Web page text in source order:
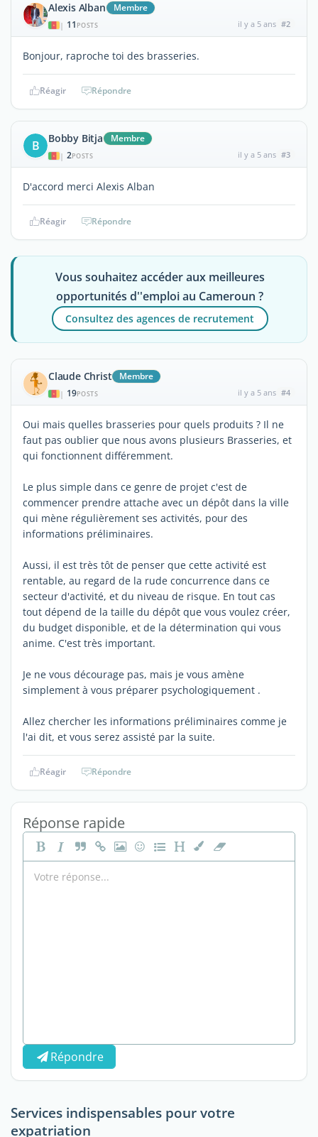
Alexis Alban Membre
| 11 POSTS il y a 5 ans #2
Bonjour, raproche toi des brasseries.
Réagir Répondre
B Bobby Bitja Membre
| 2POSTS il y a 5 ans #3
D'accord merci Alexis Alban
Réagir Répondre
Vous souhaitez accéder aux meilleures
opportunités d''emploi au Cameroun ?
Consultez des agences de recrutement
Claude Christ Membre
| 19POSTS il y a 5 ans #4
Oui mais quelles brasseries pour quels produits ? Il ne
faut pas oublier que nous avons plusieurs Brasseries, et
qui fonctionnent différemment.
Le plus simple dans ce genre de projet c'est de
commencer prendre attache avec un dépôt dans la ville
qui mène régulièrement ses activités, pour des
informations préliminaires.
Aussi, il est très tôt de penser que cette activité est
rentable, au regard de la rude concurrence dans ce
secteur d'activité, et du niveau de risque. En tout cas
tout dépend de la taille du dépôt que vous voulez créer,
du budget disponible, et de la détermination qui vous
anime. C'est très important.
Je ne vous décourage pas, mais je vous amène
simplement à vous préparer psychologiquement .
Allez chercher les informations préliminaires comme je
l'ai dit, et vous serez assisté par la suite.
Réagir Répondre
Réponse rapide
Répondre
Services indispensables pour votre
expatriation